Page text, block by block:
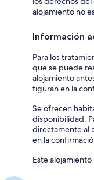
alojamiento no
Información
Para los
que se puede
alojamiento
figuran en la
Se ofrecen
disponibilidad.
directamente al
en la
Este